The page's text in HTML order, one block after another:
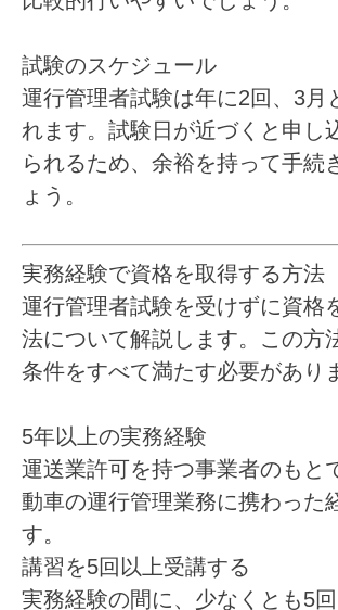
試験のスケジュール
運行管理者試験は年に2回、3月
れます。試験日が近づくと申し
られるため、余裕を持って手続
ょう。
実務経験で資格を取得する方法
運行管理者試験を受けずに資格
法について解説します。この方
条件をすべて満たす必要があり
5年以上の実務経験
運送業許可を持つ事業者のもと
動車の運行管理業務に携わった
す。
講習を5回以上受講する
実務経験の間に、少なくとも5